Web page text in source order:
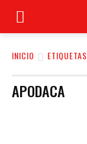
INICIO ETIQUETAS
APODACA